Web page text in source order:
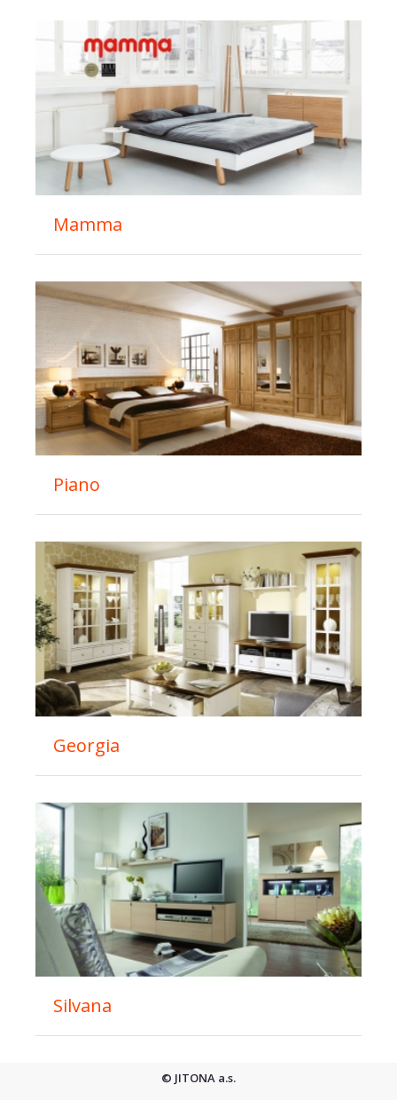
Mamma
Piano
Georgia
Silvana
© JITONA a.s.